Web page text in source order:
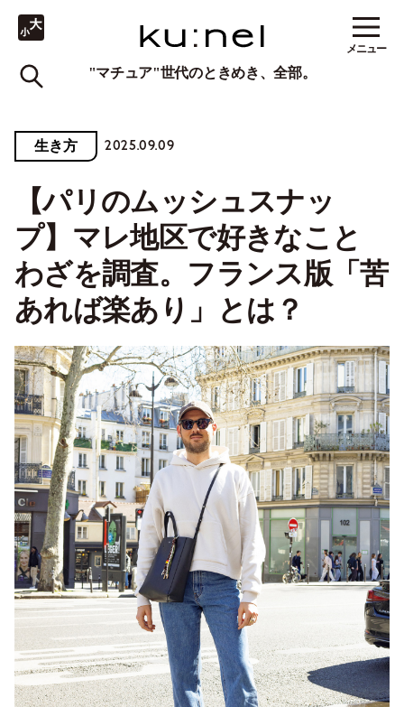
"マチュア"世代のときめき、全部。
メニュー
生き方 2025.09.09
【パリのムッシュスナッ
プ】マレ地区で好きなこと
わざを調査。フランス版「苦
あれば楽あり」とは？